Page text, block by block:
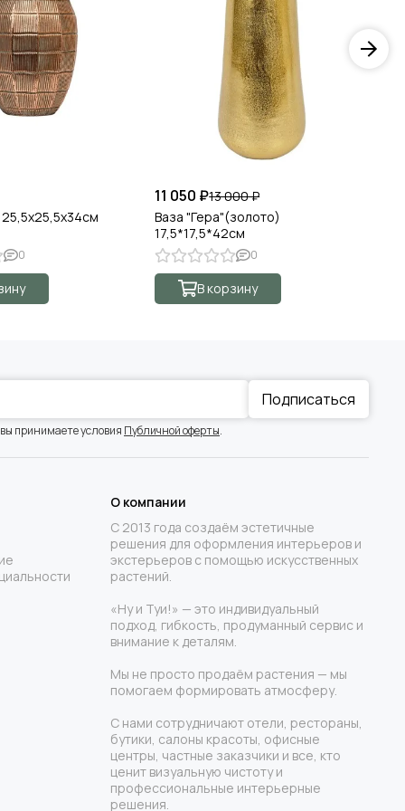
0
11 050 ₽13 000 ₽
Ваза "Гера"(золото)
17,5*17,5*42см
0
В корзину
Подписаться
принимаете условия Публичной оферты.
О компании
С 2013 года создаём эстетичные
решения для оформления интерьеров и
экстерьеров с помощью искусственных
растений.
«Ну и Туи!» — это индивидуальный
подход, гибкость, продуманный сервис и
внимание к деталям.
Мы не просто продаём растения — мы
помогаем формировать атмосферу.
С нами сотрудничают отели, рестораны,
бутики, салоны красоты, офисные
центры, частные заказчики и все, кто
ценит визуальную чистоту и
профессиональные интерьерные
решения.